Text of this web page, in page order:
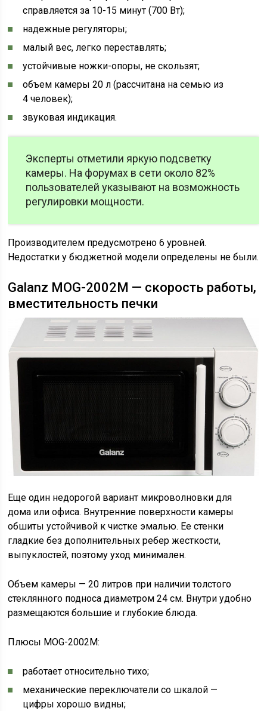
справляется за 10-15 минут (700 Вт);
надежные регуляторы;
малый вес, легко переставлять;
устойчивые ножки-опоры, не скользят;
объем камеры 20 л (рассчитана на семью из
4 человек);
звуковая индикация.
Эксперты отметили яркую подсветку
камеры. На форумах в сети около 82%
пользователей указывают на возможность
регулировки мощности.
Производителем предусмотрено 6 уровней.
Недостатки у бюджетной модели определены не были.
Galanz MOG-2002M — скорость работы,
вместительность печки
Еще один недорогой вариант микроволновки для
дома или офиса. Внутренние поверхности камеры
обшиты устойчивой к чистке эмалью. Ее стенки
гладкие без дополнительных ребер жесткости,
выпуклостей, поэтому уход минимален.
Объем камеры — 20 литров при наличии толстого
стеклянного подноса диаметром 24 см. Внутри удобно
размещаются большие и глубокие блюда.
Плюсы MOG-2002M:
работает относительно тихо;
механические переключатели со шкалой —
цифры хорошо видны;